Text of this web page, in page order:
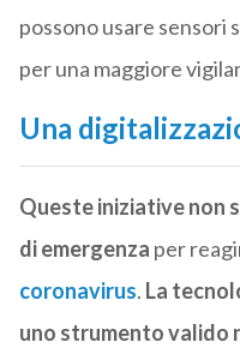
possono usare sensori
per una maggiore
Una
Queste iniziative non
di emergenza per
coronavirus. La
uno strumento valido